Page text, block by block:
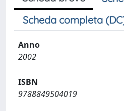
Scheda completa
Anno
2002
ISBN
9788849504019